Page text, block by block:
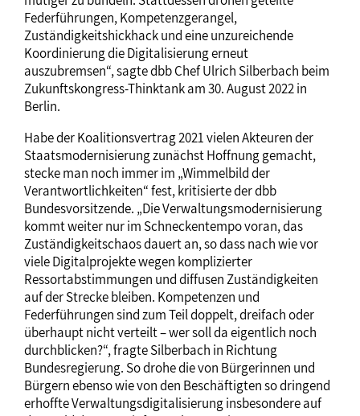
Federführungen, Kompetenzgerangel,
Zuständigkeitshickhack und eine unzureichende
Koordinierung die Digitalisierung erneut
auszubremsen“, sagte dbb Chef Ulrich Silberbach beim
Zukunftskongress-Thinktank am 30. August 2022 in
Berlin.
Habe der Koalitionsvertrag 2021 vielen Akteuren der
Staatsmodernisierung zunächst Hoffnung gemacht,
stecke man noch immer im „Wimmelbild der
Verantwortlichkeiten“ fest, kritisierte der dbb
Bundesvorsitzende. „Die Verwaltungsmodernisierung
kommt weiter nur im Schneckentempo voran, das
Zuständigkeitschaos dauert an, so dass nach wie vor
viele Digitalprojekte wegen komplizierter
Ressortabstimmungen und diffusen Zuständigkeiten
auf der Strecke bleiben. Kompetenzen und
Federführungen sind zum Teil doppelt, dreifach oder
überhaupt nicht verteilt – wer soll da eigentlich noch
durchblicken?“, fragte Silberbach in Richtung
Bundesregierung. So drohe die von Bürgerinnen und
Bürgern ebenso wie von den Beschäftigten so dringend
erhoffte Verwaltungsdigitalisierung insbesondere auf